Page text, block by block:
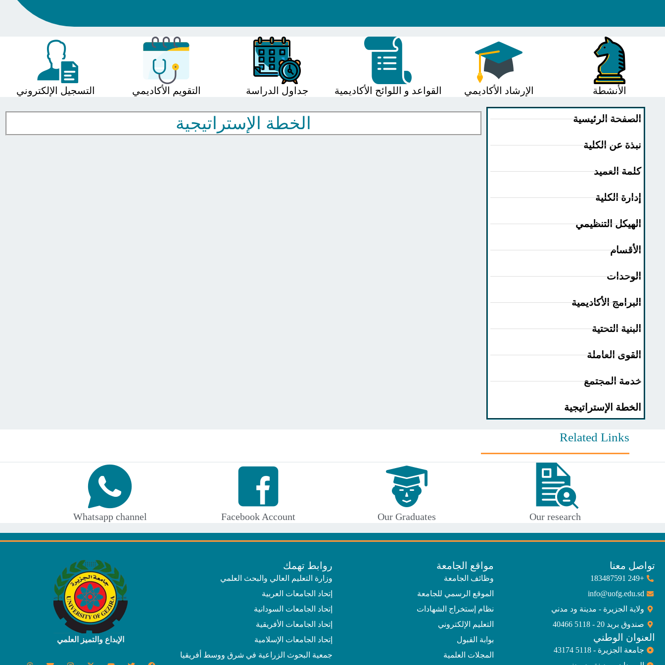
الأنشطة الإرشاد الأكاديمي القواعد و اللوائح الأكاديمية جداول الدراسة التقويم الأكاديمي التسجيل الإلكتروني
الصفحة الرئيسية
نبذة عن الكلية
كلمة العميد
إدارة الكلية
الهيكل التنظيمي
الأقسام
الوحدات
البرامج الأكاديمية
البنية التحتية
القوى العاملة
خدمة المجتمع
الخطة الإستراتيجية
الخطة الإستراتيجية
Related Links
Our research
Our Graduates
Facebook Account
Whatsapp channel
تواصل معنا
+249 183487591
info@uofg.edu.sd
ولاية الجزيرة - مدينة ود مدني
صندوق بريد 20 - 5118 40466
العنوان الوطني
جامعة الجزيرة - 5118 43174
مواقع الجامعة
وظائف الجامعة
الموقع الرسمي للجامعة
نظام إستخراج الشهادات
التعليم الإلكتروني
بوابة القبول
المجلات العلمية
روابط تهمك
وزارة التعليم العالي والبحث العلمي
إتحاد الجامعات العربية
إتحاد الجامعات السودانية
إتحاد الجامعات الأفريقية
إتحاد الجامعات الإسلامية
جمعية البحوث الزراعية في شرق ووسط أفريقيا
الإبداع والتميز العلمي